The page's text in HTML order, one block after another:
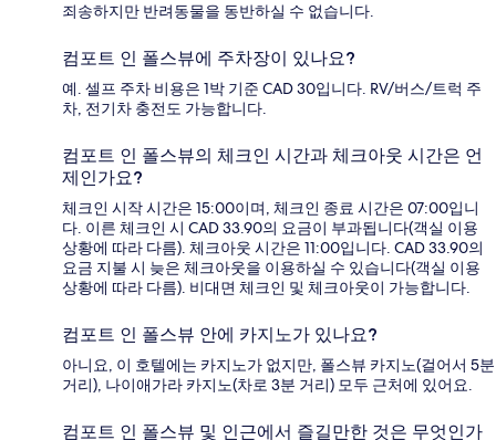
죄송하지만 반려동물을 동반하실 수 없습니다.
컴포트 인 폴스뷰에 주차장이 있나요?
예. 셀프 주차 비용은 1박 기준 CAD 30입니다. RV/버스/트럭 주
차, 전기차 충전도 가능합니다.
컴포트 인 폴스뷰의 체크인 시간과 체크아웃 시간은 언
제인가요?
체크인 시작 시간은 15:00이며, 체크인 종료 시간은 07:00입니
다. 이른 체크인 시 CAD 33.90의 요금이 부과됩니다(객실 이용
상황에 따라 다름). 체크아웃 시간은 11:00입니다. CAD 33.90의
요금 지불 시 늦은 체크아웃을 이용하실 수 있습니다(객실 이용
상황에 따라 다름). 비대면 체크인 및 체크아웃이 가능합니다.
컴포트 인 폴스뷰 안에 카지노가 있나요?
아니요, 이 호텔에는 카지노가 없지만, 폴스뷰 카지노(걸어서 5분
거리), 나이애가라 카지노(차로 3분 거리) 모두 근처에 있어요.
컴포트 인 폴스뷰 및 인근에서 즐길만한 것은 무엇인가